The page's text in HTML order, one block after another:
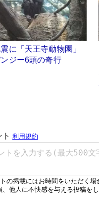
に「天王寺動物園」
ジー6頭の奇行